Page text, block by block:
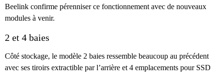
Beelink confirme pérenniser ce fonctionnement avec de nouveaux
modules à venir.
2 et 4 baies
Côté stockage, le modèle 2 baies ressemble beaucoup au précédent
avec ses tiroirs extractible par l’arrière et 4 emplacements pour SSD